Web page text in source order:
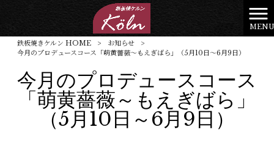
MENU
鉄板焼きケルン HOME
> お知らせ
>
今月のプロデュースコース「萌黄薔薇～もえぎばら」（5月10日～6月9日）
今月のプロデュースコース
「萌黄薔薇～もえぎばら」
（5月10日～6月9日）